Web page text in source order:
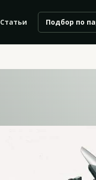
Статьи Подбор по